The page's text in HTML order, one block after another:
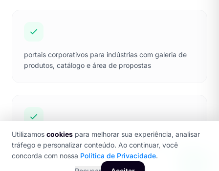
portais corporativos para indústrias com galeria de
produtos, catálogo e área de propostas
loja virtual com pagamento digital e logística para
entregas em Itapecerica e cidades próximas
Utilizamos cookies para melhorar sua experiência, analisar
tráfego e personalizar conteúdo. Ao continuar, você
concorda com nossa Política de Privacidade.